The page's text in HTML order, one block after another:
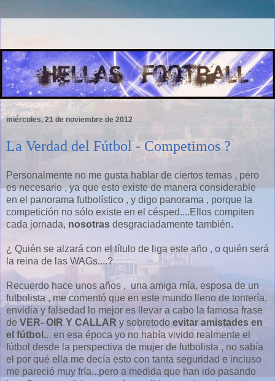
miércoles, 21 de noviembre de 2012
La Verdad del Fútbol - Competimos ?
Personalmente no me gusta hablar de ciertos temas , pero
es necesario , ya que esto existe de manera considerable
en el panorama futbolístico , y digo panorama , porque la
competición no sólo existe en el césped....Ellos compiten
cada jornada, nosotras desgraciadamente también.
¿ Quién se alzará con el título de liga este año , o quién será
la reina de las WAGs....?
Recuerdo hace unos años , una amiga mía, esposa de un
futbolista , me comentó que en este mundo lleno de tontería,
envidia y falsedad lo mejor es llevar a cabo la famosa frase
de VER- OIR Y CALLAR y sobretodo evitar amistades en
el fútbol... en esa época yo no había vivido realmente el
fútbol desde la perspectiva de mujer de futbolista , no sabía
el por qué ella me decía esto con tanta seguridad e incluso
me pareció muy fría...pero a medida que han ido pasando